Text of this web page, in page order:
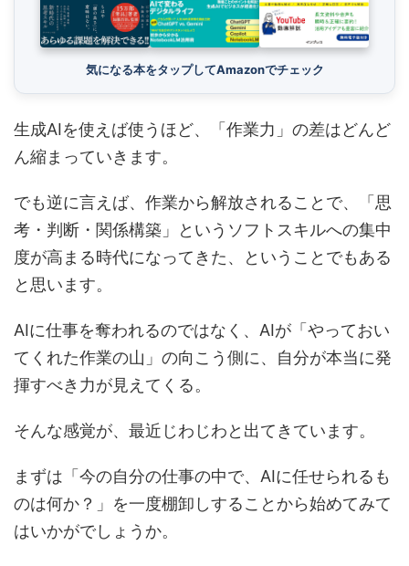
気になる本をタップしてAmazonでチェック
生成AIを使えば使うほど、「作業力」の差はどんど
ん縮まっていきます。
でも逆に言えば、作業から解放されることで、「思
考・判断・関係構築」というソフトスキルへの集中
度が高まる時代になってきた、ということでもある
と思います。
AIに仕事を奪われるのではなく、AIが「やっておい
てくれた作業の山」の向こう側に、自分が本当に発
揮すべき力が見えてくる。
そんな感覚が、最近じわじわと出てきています。
まずは「今の自分の仕事の中で、AIに任せられるも
のは何か？」を一度棚卸しすることから始めてみて
はいかがでしょうか。